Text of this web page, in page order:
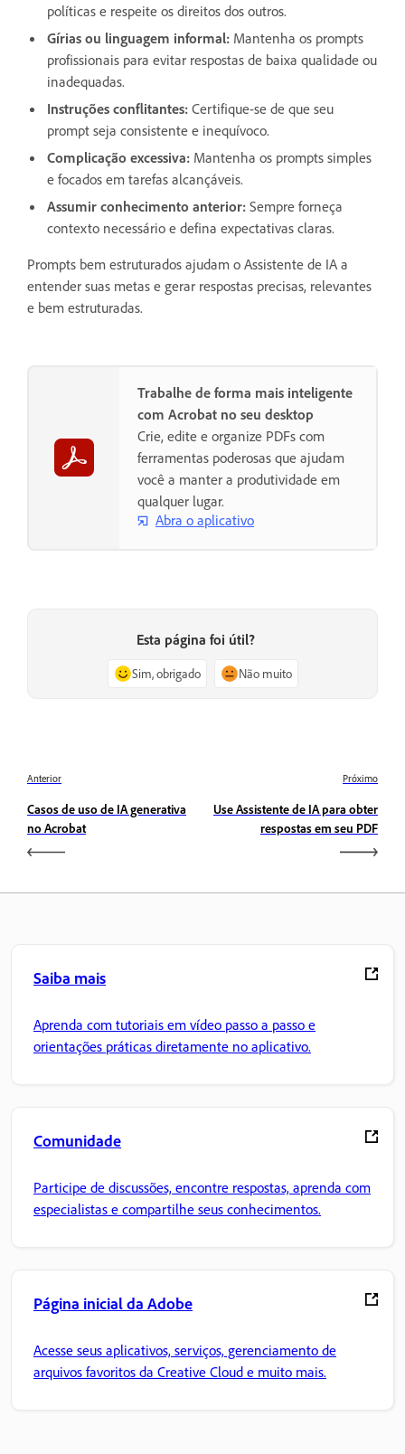
políticas e respeite os direitos dos outros.
Gírias ou linguagem informal: Mantenha os prompts
profissionais para evitar respostas de baixa qualidade ou
inadequadas.
Instruções conflitantes: Certifique-se de que seu
prompt seja consistente e inequívoco.
Complicação excessiva: Mantenha os prompts simples
e focados em tarefas alcançáveis.
Assumir conhecimento anterior: Sempre forneça
contexto necessário e defina expectativas claras.
Prompts bem estruturados ajudam o Assistente de IA a
entender suas metas e gerar respostas precisas, relevantes
e bem estruturadas.
Trabalhe de forma mais inteligente
com Acrobat no seu desktop
Crie, edite e organize PDFs com
ferramentas poderosas que ajudam
você a manter a produtividade em
qualquer lugar.
Abra o aplicativo
Esta página foi útil?
Sim, obrigado Não muito
Anterior
Casos de uso de IA generativa
no Acrobat
Próximo
Use Assistente de IA para obter
respostas em seu PDF
Saiba mais
Aprenda com tutoriais em vídeo passo a passo e
orientações práticas diretamente no aplicativo.
Comunidade
Participe de discussões, encontre respostas, aprenda com
especialistas e compartilhe seus conhecimentos.
Página inicial da Adobe
Acesse seus aplicativos, serviços, gerenciamento de
arquivos favoritos da Creative Cloud e muito mais.